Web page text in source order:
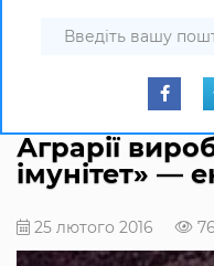
Аграрії
імунітет» —
25 лютого 2016 76